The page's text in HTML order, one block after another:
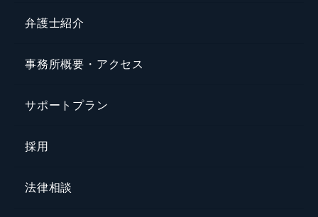
弁護士紹介
事務所概要・アクセス
サポートプラン
採用
法律相談